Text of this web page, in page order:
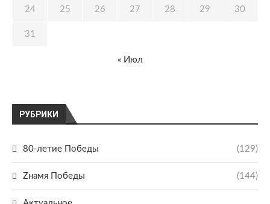
РУБРИКИ
80-летие Победы (129)
Zнамя Победы (144)
24 25 26 27 28 29 30
31
« Июл